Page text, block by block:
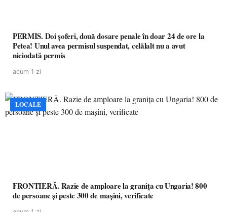
PERMIS. Doi șoferi, două dosare penale în doar 24 de ore la
Petea! Unul avea permisul suspendat, celălalt nu a avut
niciodată permis
acum 1 zi
LOCALE
FRONTIERĂ. Razie de amploare la granița cu Ungaria! 800
de persoane și peste 300 de mașini, verificate